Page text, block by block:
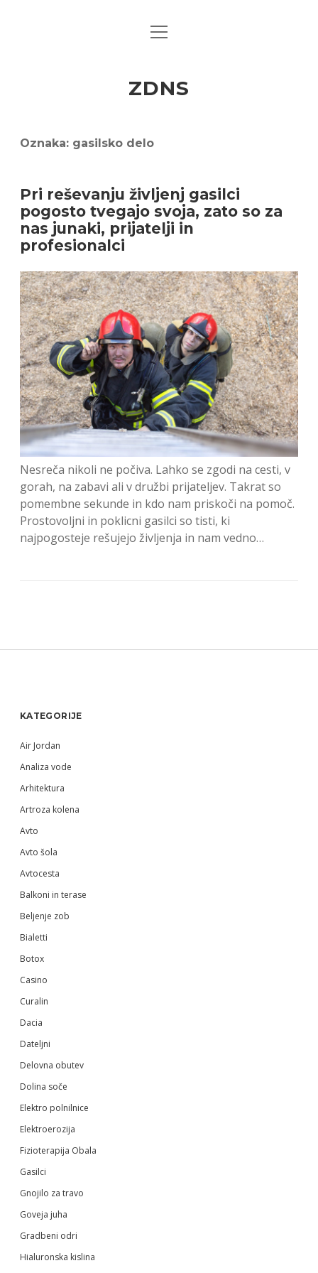
open
ZDNS
Oznaka: gasilsko delo
Pri reševanju življenj gasilci
pogosto tvegajo svoja, zato so za
nas junaki, prijatelji in
profesionalci
Nesreča nikoli ne počiva. Lahko se zgodi na cesti, v
gorah, na zabavi ali v družbi prijateljev. Takrat so
pomembne sekunde in kdo nam priskoči na pomoč.
Prostovoljni in poklicni gasilci so tisti, ki
najpogosteje rešujejo življenja in nam vedno…
KATEGORIJE
Air Jordan
Analiza vode
Arhitektura
Artroza kolena
Avto
Avto šola
Avtocesta
Balkoni in terase
Beljenje zob
Bialetti
Botox
Casino
Curalin
Dacia
Dateljni
Delovna obutev
Dolina soče
Elektro polnilnice
Elektroerozija
Fizioterapija Obala
Gasilci
Gnojilo za travo
Goveja juha
Gradbeni odri
Hialuronska kislina